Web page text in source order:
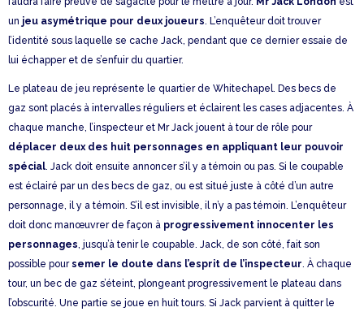
un jeu asymétrique pour deux joueurs. L’enquêteur doit trouver
l’identité sous laquelle se cache Jack, pendant que ce dernier essaie de
lui échapper et de s’enfuir du quartier.
Le plateau de jeu représente le quartier de Whitechapel. Des becs de
gaz sont placés à intervalles réguliers et éclairent les cases adjacentes. À
chaque manche, l’inspecteur et Mr Jack jouent à tour de rôle pour
déplacer deux des huit personnages en appliquant leur pouvoir
spécial. Jack doit ensuite annoncer s’il y a témoin ou pas. Si le coupable
est éclairé par un des becs de gaz, ou est situé juste à côté d’un autre
personnage, il y a témoin. S’il est invisible, il n’y a pas témoin. L’enquêteur
doit donc manœuvrer de façon à progressivement innocenter les
personnages, jusqu’à tenir le coupable. Jack, de son côté, fait son
possible poursemer le doute dans l’esprit de l’inspecteur. À chaque
tour, un bec de gaz s’éteint, plongeant progressivement le plateau dans
l’obscurité. Une partie se joue en huit tours. Si Jack parvient à quitter le